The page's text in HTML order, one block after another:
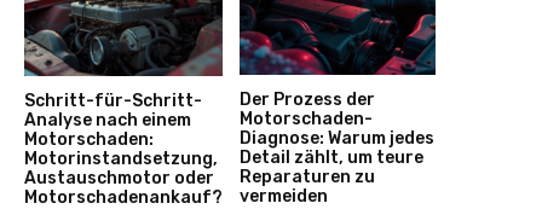
Schritt-für-Schritt-
Analyse nach einem
Motorschaden:
Motorinstandsetzung,
Austauschmotor oder
Motorschadenankauf?
Der Prozess der
Motorschaden-
Diagnose: Warum jedes
Detail zählt, um teure
Reparaturen zu
vermeiden